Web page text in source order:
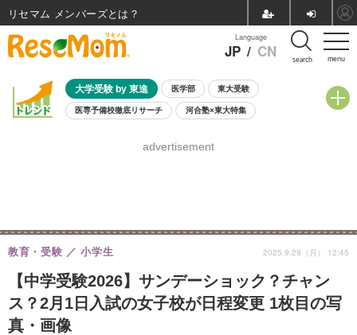
menu
Language
JP / CN search
大学受験 by 東進 医学部 東大受験
医専予備校徹底リサーチ 河合塾×東大特集
8月開催学校説明会・相談会
advertisement
【中学受験2026】サンデーショック？チャン
ス？2月1日入試の女子校が日程変更 1枚目の写
真・画像
教育・受験 小学生 2025.9.29（月） 12:45
リセマム メンバーズ